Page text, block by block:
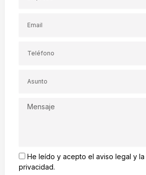
Mensaje
He leído y acepto el aviso legal y la
privacidad.